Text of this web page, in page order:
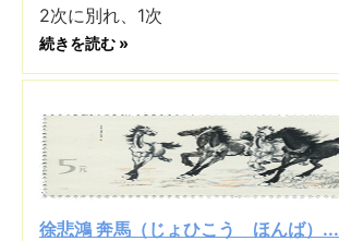
2次に別れ、1次
続きを読む »
徐悲鴻 奔馬（じょひこう ほんば）...